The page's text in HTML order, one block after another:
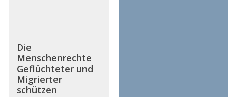
Die
Menschenrechte
Geflüchteter und
Migrierter
schützen